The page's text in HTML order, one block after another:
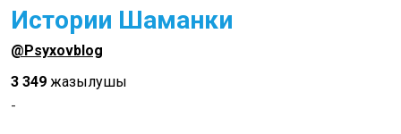
Истории Шаманки
@Psyxovblog
3 349 жазылушы
-